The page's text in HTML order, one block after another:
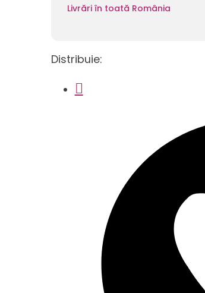
Livrări în toată România
Distribuie: